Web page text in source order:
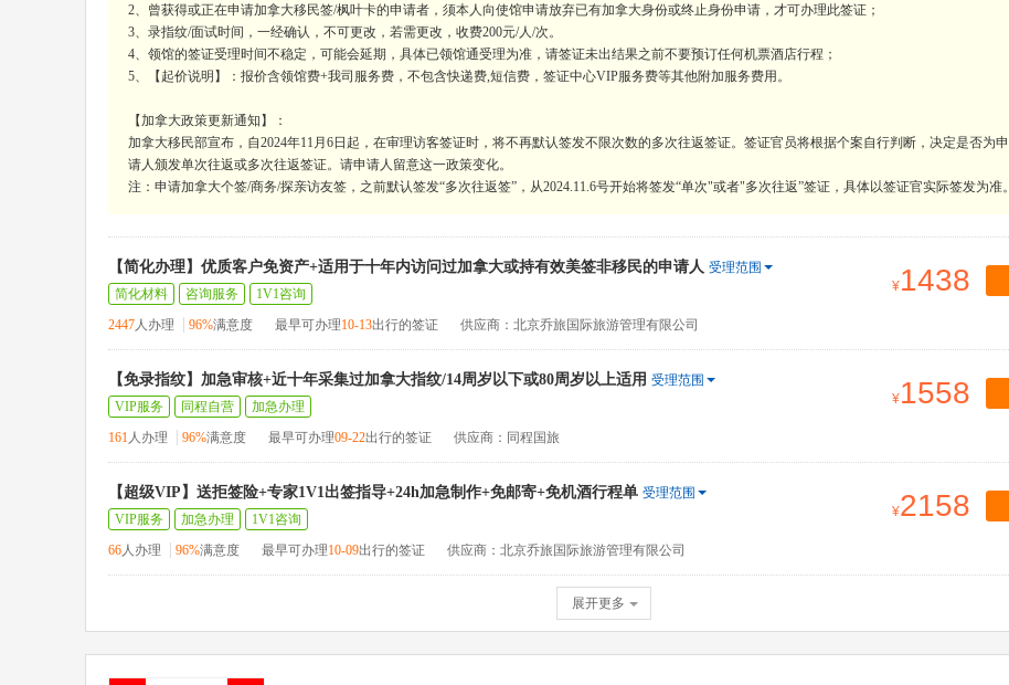
2、曾获得或正在申请加拿大移民签/枫叶卡的申请者，须本人向使馆申请放弃已有加拿大身份或终止身份申请，才可办理此签证；
3、录指纹/面试时间，一经确认，不可更改，若需更改，收费200元/人/次。
4、领馆的签证受理时间不稳定，可能会延期，具体已领馆通受理为准，请签证未出结果之前不要预订任何机票酒店行程；
5、【起价说明】：报价含领馆费+我司服务费，不包含快递费,短信费，签证中心VIP服务费等其他附加服务费用。
【加拿大政策更新通知】：
加拿大移民部宣布，自2024年11月6日起，在审理访客签证时，将不再默认签发不限次数的多次往返签证。签证官员将根据个案自行判断，决定是否为申
请人颁发单次往返或多次往返签证。请申请人留意这一政策变化。
注：申请加拿大个签/商务/探亲访友签，之前默认签发“多次往返签”，从2024.11.6号开始将签发“单次"或者"多次往返”签证，具体以签证官实际签发为准。
【简化办理】优质客户免资产+适用于十年内访问过加拿大或持有效美签非移民的申请人 受理范围
简化材料
咨询服务
1V1咨询
2447人办理 96%满意度 最早可办理10-13出行的签证 供应商：北京乔旅国际旅游管理有限公司
1438
【免录指纹】加急审核+近十年采集过加拿大指纹/14周岁以下或80周岁以上适用 受理范围
VIP服务
同程自营
加急办理
161人办理 96%满意度 最早可办理09-22出行的签证 供应商：同程国旅
1558
【超级VIP】送拒签险+专家1V1出签指导+24h加急制作+免邮寄+免机酒行程单 受理范围
VIP服务
加急办理
1V1咨询
66人办理 96%满意度 最早可办理10-09出行的签证 供应商：北京乔旅国际旅游管理有限公司
2158
展开更多